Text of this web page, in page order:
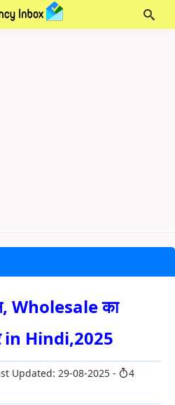
Wholesale का
Hindi,2025
Updated: 29-08-2025
4